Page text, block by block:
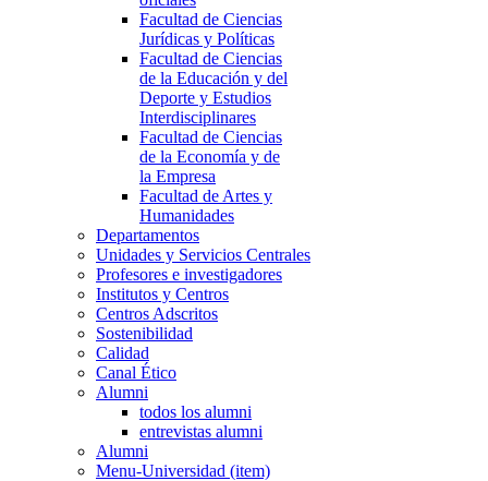
Facultad de Ciencias
Jurídicas y Políticas
Facultad de Ciencias
de la Educación y del
Deporte y Estudios
Interdisciplinares
Facultad de Ciencias
de la Economía y de
la Empresa
Facultad de Artes y
Humanidades
Departamentos
Unidades y Servicios Centrales
Profesores e investigadores
Institutos y Centros
Centros Adscritos
Sostenibilidad
Calidad
Canal Ético
Alumni
todos los alumni
entrevistas alumni
Alumni
Menu-Universidad (item)